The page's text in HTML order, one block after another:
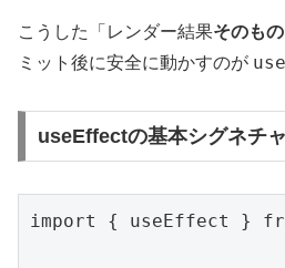
こうした「レンダー結果そのも
ミット後に安全に動かすのが
useEffectの基本シグネチャ
import { useEffect }